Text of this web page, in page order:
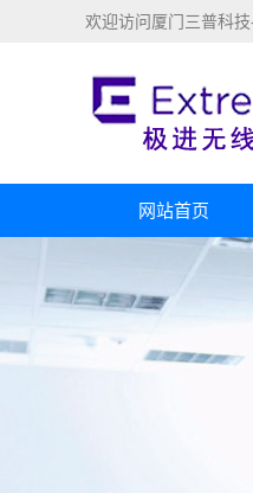
欢迎访问厦门三普科
网站首页